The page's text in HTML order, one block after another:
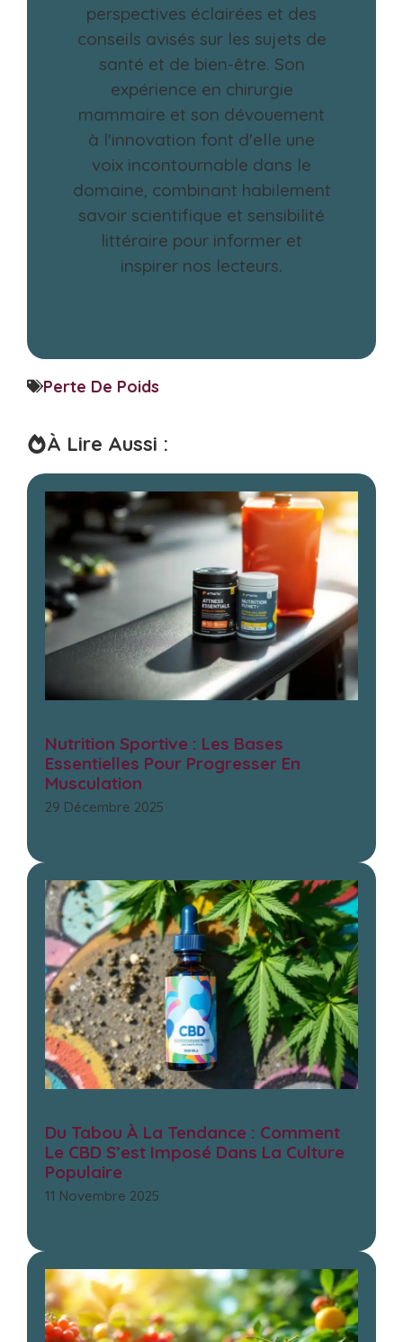
perspectives éclairées et des
conseils avisés sur les sujets de
santé et de bien-être. Son
expérience en chirurgie
mammaire et son dévouement
à l'innovation font d'elle une
voix incontournable dans le
domaine, combinant habilement
savoir scientifique et sensibilité
littéraire pour informer et
inspirer nos lecteurs.
Perte De Poids
À Lire Aussi :
Nutrition Sportive : Les Bases
Essentielles Pour Progresser En
Musculation
29 Décembre 2025
Du Tabou À La Tendance : Comment
Le CBD S’est Imposé Dans La Culture
Populaire
11 Novembre 2025